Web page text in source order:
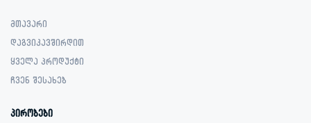
მთავარი
დაგვიკავშირდით
ყველა პროდუქტი
ჩვენ შესახებ
პირობები